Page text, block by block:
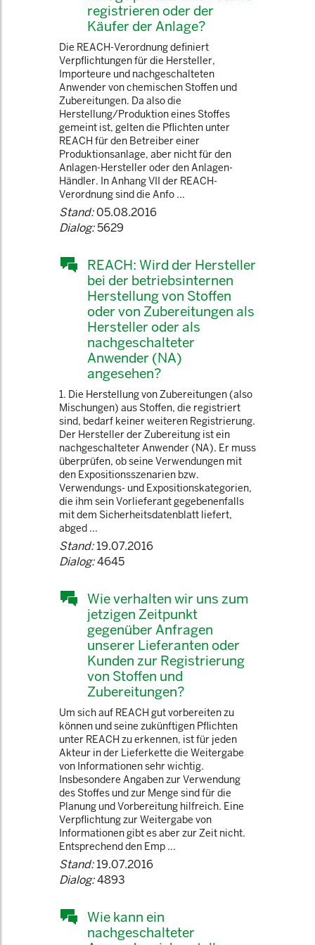
registrieren oder der
Käufer der Anlage?
Die REACH-Verordnung definiert
Verpflichtungen für die Hersteller,
Importeure und nachgeschalteten
Anwender von chemischen Stoffen und
Zubereitungen. Da also die
Herstellung/Produktion eines Stoffes
gemeint ist, gelten die Pflichten unter
REACH für den Betreiber einer
Produktionsanlage, aber nicht für den
Anlagen-Hersteller oder den Anlagen-
Händler. In Anhang VII der REACH-
Verordnung sind die Anfo ...
Stand:05.08.2016
Dialog:5629
REACH: Wird der Hersteller
bei der betriebsinternen
Herstellung von Stoffen
oder von Zubereitungen als
Hersteller oder als
nachgeschalteter
Anwender (NA)
angesehen?
1. Die Herstellung von Zubereitungen (also
Mischungen) aus Stoffen, die registriert
sind, bedarf keiner weiteren Registrierung.
Der Hersteller der Zubereitung ist ein
nachgeschalteter Anwender (NA). Er muss
überprüfen, ob seine Verwendungen mit
den Expositionsszenarien bzw.
Verwendungs- und Expositionskategorien,
die ihm sein Vorlieferant gegebenenfalls
mit dem Sicherheitsdatenblatt liefert,
abged ...
Stand:19.07.2016
Dialog:4645
Wie verhalten wir uns zum
jetzigen Zeitpunkt
gegenüber Anfragen
unserer Lieferanten oder
Kunden zur Registrierung
von Stoffen und
Zubereitungen?
Um sich auf REACH gut vorbereiten zu
können und seine zukünftigen Pflichten
unter REACH zu erkennen, ist für jeden
Akteur in der Lieferkette die Weitergabe
von Informationen sehr wichtig.
Insbesondere Angaben zur Verwendung
des Stoffes und zur Menge sind für die
Planung und Vorbereitung hilfreich. Eine
Verpflichtung zur Weitergabe von
Informationen gibt es aber zur Zeit nicht.
Entsprechend den Emp ...
Stand:19.07.2016
Dialog:4893
Wie kann ein
nachgeschalteter